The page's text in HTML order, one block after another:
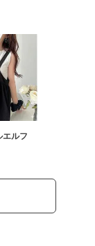
エルフ